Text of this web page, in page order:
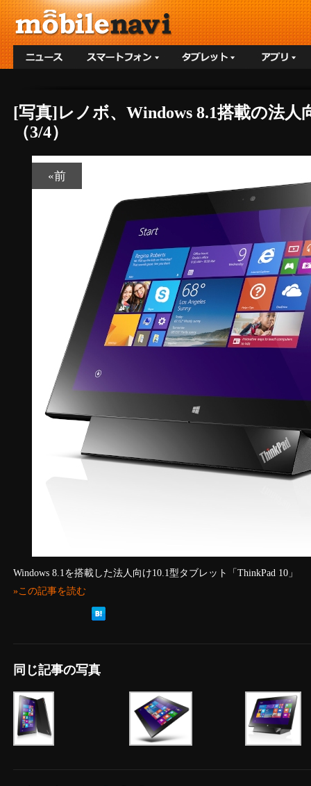
[写真]レノボ、Windows 8.1搭載の法
（3/4）
«前
Windows 8.1を搭載した法人向け10.1型タブレット「ThinkPad 10」
»この記事を読む
同じ記事の写真